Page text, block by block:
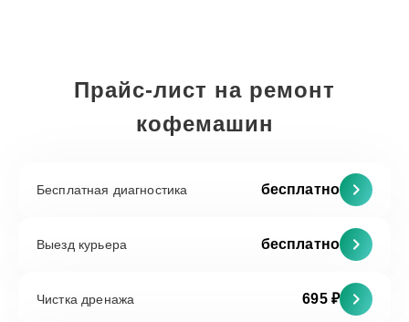
Прайс-лист на ремонт
кофемашин
Бесплатная диагностика бесплатно
Выезд курьера бесплатно
Чистка дренажа 695 ₽